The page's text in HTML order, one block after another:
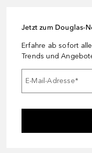
Jetzt zum Douglas-
Erfahre ab sofort
Trends und
E-Mail-Adresse*